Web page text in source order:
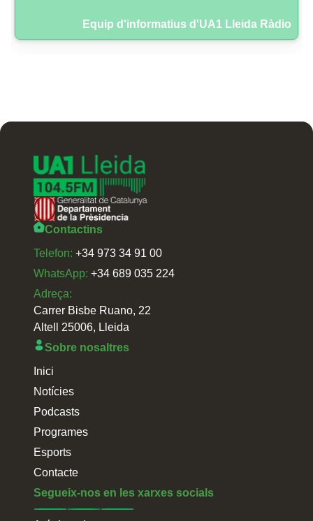
Equip d'informatius d'UA1 Lleida Ràdio
Contactins
Telefon: +34 973 34 91 00
WhatsApp: +34 689 035 224
Adreça:
Carrer Bisbe Ruano, 22
Altell 25006, Lleida
Sobre nosaltres
Inici
Notícies
Podcasts
Programes
Esports
Contacte
Segueix-nos en les xarxes socials